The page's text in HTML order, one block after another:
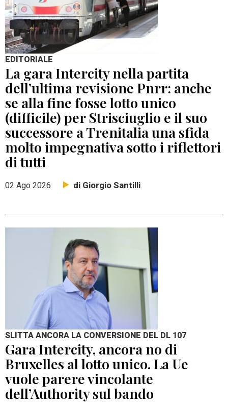
EDITORIALE
La gara Intercity nella partita
dell’ultima revisione Pnrr: anche
se alla fine fosse lotto unico
(difficile) per Strisciuglio e il suo
successore a Trenitalia una sfida
molto impegnativa sotto i riflettori
di tutti
02 Ago 2026 di Giorgio Santilli
SLITTA ANCORA LA CONVERSIONE DEL DL 107
Gara Intercity, ancora no di
Bruxelles al lotto unico. La Ue
vuole parere vincolante
dell’Authority sul bando